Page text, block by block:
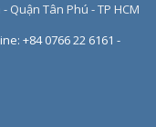
Quận Tân Phú - TP HCM
+84 0766 22 6161 -